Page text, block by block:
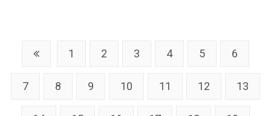
1 2 3 4 5 6
7 8 9 10 11 12 13